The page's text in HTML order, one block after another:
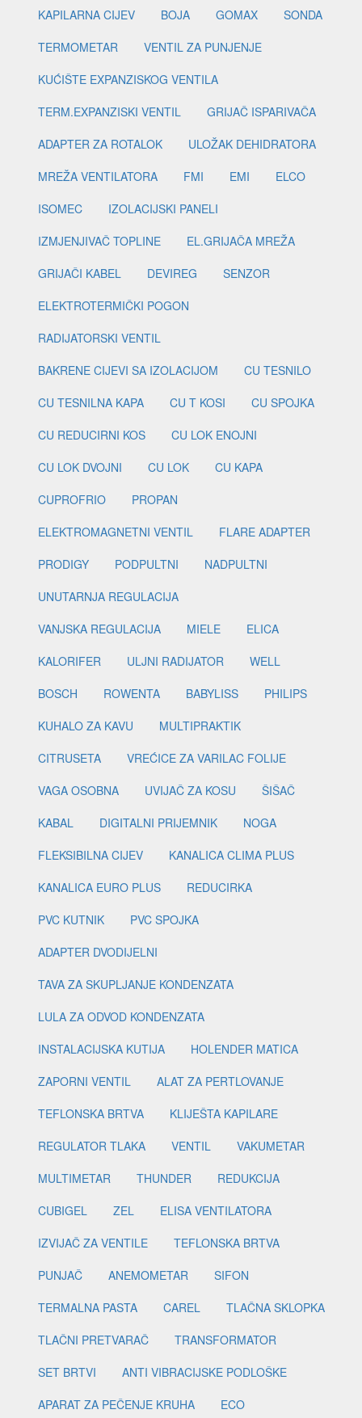
KAPILARNA CIJEV BOJA GOMAX
SONDA
TERMOMETAR
VENTIL ZA PUNJENJE
KUĆIŠTE EXPANZISKOG VENTILA
TERM.EXPANZISKI VENTIL
GRIJAČ ISPARIVAČA
ADAPTER ZA ROTALOK
ULOŽAK DEHIDRATORA
MREŽA VENTILATORA
FMI EMI
ELCO
ISOMEC
IZOLACIJSKI PANELI
IZMJENJIVAČ TOPLINE
EL.GRIJAČA MREŽA
GRIJAČI KABEL
DEVIREG
SENZOR
ELEKTROTERMIČKI POGON
RADIJATORSKI VENTIL
BAKRENE CIJEVI SA IZOLACIJOM
CU TESNILO
CU TESNILNA KAPA
CU T KOSI
CU SPOJKA
CU REDUCIRNI KOS
CU LOK ENOJNI
CU LOK DVOJNI
CU LOK
CU KAPA
CUPROFRIO
PROPAN
ELEKTROMAGNETNI VENTIL
FLARE ADAPTER
PRODIGY
PODPULTNI
NADPULTNI
UNUTARNJA REGULACIJA
VANJSKA REGULACIJA
MIELE
ELICA
KALORIFER
ULJNI RADIJATOR
WELL
BOSCH
ROWENTA BABYLISS
PHILIPS
KUHALO ZA KAVU
MULTIPRAKTIK
CITRUSETA
VREĆICE ZA VARILAC FOLIJE
VAGA OSOBNA
UVIJAČ ZA KOSU
ŠIŠAČ
KABAL
DIGITALNI PRIJEMNIK
NOGA
FLEKSIBILNA CIJEV
KANALICA CLIMA PLUS
KANALICA EURO PLUS
REDUCIRKA
PVC KUTNIK
PVC SPOJKA
ADAPTER DVODIJELNI
TAVA ZA SKUPLJANJE KONDENZATA
LULA ZA ODVOD KONDENZATA
INSTALACIJSKA KUTIJA
HOLENDER MATICA
ZAPORNI VENTIL
ALAT ZA PERTLOVANJE
TEFLONSKA BRTVA
KLIJEŠTA KAPILARE
REGULATOR TLAKA
VENTIL
VAKUMETAR
MULTIMETAR
THUNDER
REDUKCIJA
CUBIGEL
ZEL
ELISA VENTILATORA
IZVIJAČ ZA VENTILE
TEFLONSKA BRTVA
PUNJAČ
ANEMOMETAR
SIFON
TERMALNA PASTA
CAREL
TLAČNA SKLOPKA
TLAČNI PRETVARAČ
TRANSFORMATOR
SET BRTVI
ANTI VIBRACIJSKE PODLOŠKE
APARAT ZA PEČENJE KRUHA
ECO